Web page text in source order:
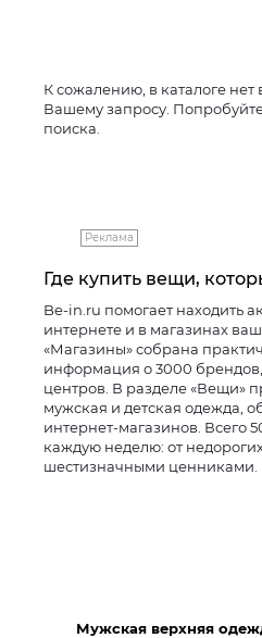
К сожалению, в каталоге
Вашему запросу.
поиска.
Реклама
Где купить вещи,
Be-in.ru помогает находить
интернете и в магазинах
«Магазины» собрана
информация о 3000
центров. В разделе «Вещи»
мужская и детская одежда,
интернет-магазинов. Всего
каждую неделю: от
шестизначными ценниками.
Мужская верхняя